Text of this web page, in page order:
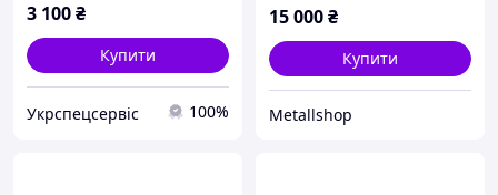
3 100₴
Купити
Укрспецсервіс 100%
15 000₴
Купити
Metallshop